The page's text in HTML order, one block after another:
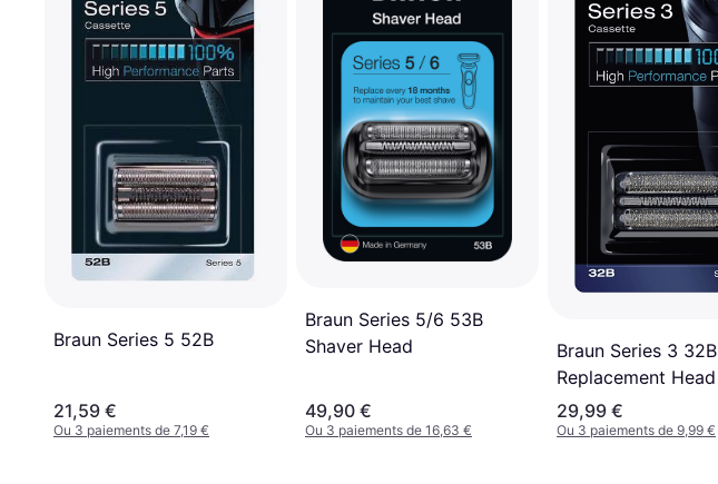
Braun Series 5 52B
21,59 €
Ou 3 paiements de 7,19 €
Braun Series 5/6 53B
Shaver Head
49,90 €
Ou 3 paiements de 16,63 €
Braun Series 3 32B
Replacement Head
29,99 €
Ou 3 paiements de 9,99 €